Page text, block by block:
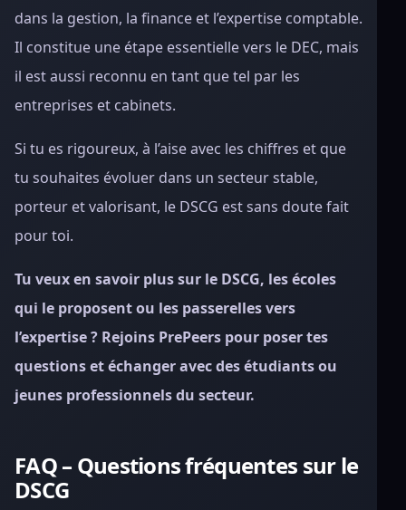
dans la gestion, la finance et l’expertise comptable.
Il constitue une étape essentielle vers le DEC, mais
il est aussi reconnu en tant que tel par les
entreprises et cabinets.
Si tu es rigoureux, à l’aise avec les chiffres et que
tu souhaites évoluer dans un secteur stable,
porteur et valorisant, le DSCG est sans doute fait
pour toi.
Tu veux en savoir plus sur le DSCG, les écoles
qui le proposent ou les passerelles vers
l’expertise ? Rejoins PrePeers pour poser tes
questions et échanger avec des étudiants ou
jeunes professionnels du secteur.
FAQ – Questions fréquentes sur le
DSCG